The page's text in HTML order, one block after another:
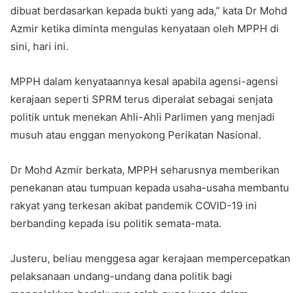
dibuat berdasarkan kepada bukti yang ada,” kata Dr Mohd
Azmir ketika diminta mengulas kenyataan oleh MPPH di
sini, hari ini.
MPPH dalam kenyataannya kesal apabila agensi-agensi
kerajaan seperti SPRM terus diperalat sebagai senjata
politik untuk menekan Ahli-Ahli Parlimen yang menjadi
musuh atau enggan menyokong Perikatan Nasional.
Dr Mohd Azmir berkata, MPPH seharusnya memberikan
penekanan atau tumpuan kepada usaha-usaha membantu
rakyat yang terkesan akibat pandemik COVID-19 ini
berbanding kepada isu politik semata-mata.
Justeru, beliau menggesa agar kerajaan mempercepatkan
pelaksanaan undang-undang dana politik bagi